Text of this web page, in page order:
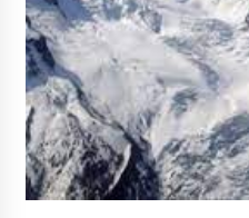
Thought Of
May 13,
Thought Of
May 12,